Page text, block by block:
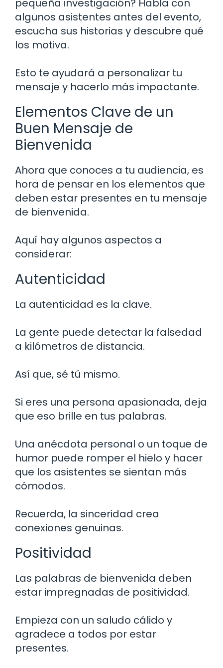
pequeña investigación? Habla con
algunos asistentes antes del evento,
escucha sus historias y descubre qué
los motiva.
Esto te ayudará a personalizar tu
mensaje y hacerlo más impactante.
Elementos Clave de un
Buen Mensaje de
Bienvenida
Ahora que conoces a tu audiencia, es
hora de pensar en los elementos que
deben estar presentes en tu mensaje
de bienvenida.
Aquí hay algunos aspectos a
considerar:
Autenticidad
La autenticidad es la clave.
La gente puede detectar la falsedad
a kilómetros de distancia.
Así que, sé tú mismo.
Si eres una persona apasionada, deja
que eso brille en tus palabras.
Una anécdota personal o un toque de
humor puede romper el hielo y hacer
que los asistentes se sientan más
cómodos.
Recuerda, la sinceridad crea
conexiones genuinas.
Positividad
Las palabras de bienvenida deben
estar impregnadas de positividad.
Empieza con un saludo cálido y
agradece a todos por estar
presentes.